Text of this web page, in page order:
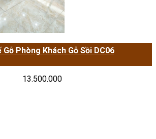
Gỗ Phòng Khách Gỗ Sồi DC06
13.500.000